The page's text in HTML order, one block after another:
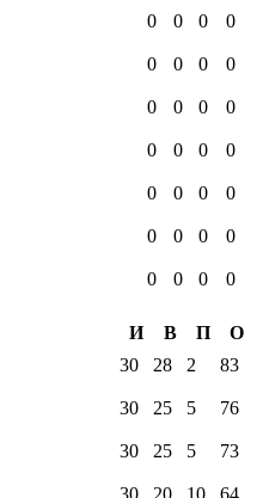
0 0 0 0
0 0 0 0
0 0 0 0
0 0 0 0
0 0 0 0
0 0 0 0
0 0 0
0
И В П
О
30 28 2 83
30 25 5 76
30 25 5 73
30 20 10 64